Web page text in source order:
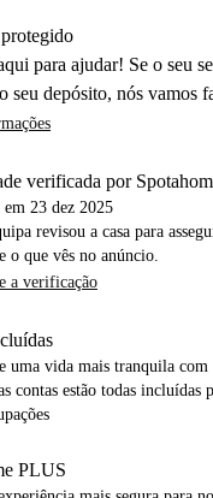
protegido
para ajudar! Se o seu
seu depósito, nós vamos
verificada por
em 23 dez 2025
revisou a casa para
o que vês no anúncio.
a verificação
uma vida mais tranquila com
contas estão todas incluídas
PLUS